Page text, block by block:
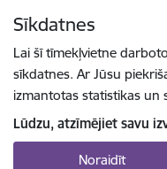
Sīkdatnes
Lai šī tīmekļvietne
sīkdatnes. Ar Jūsu
izmantotas statistikas un
Lūdzu, atzīmējiet savu
Noraidīt